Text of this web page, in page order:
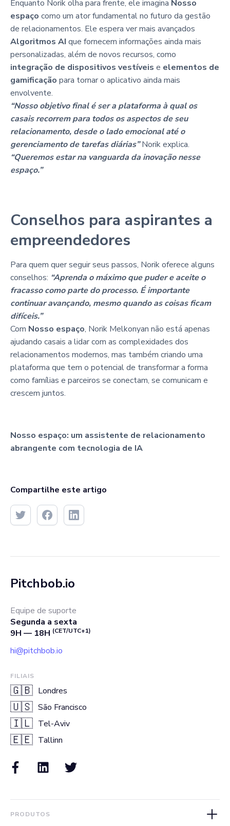
Enquanto Norik olha para frente, ele imagina Nosso
espaço como um ator fundamental no futuro da gestão
de relacionamentos. Ele espera ver mais avançados
Algoritmos AI que fornecem informações ainda mais
personalizadas, além de novos recursos, como
integração de dispositivos vestíveis e elementos de
gamificação para tornar o aplicativo ainda mais
envolvente.
“Nosso objetivo final é ser a plataforma à qual os
casais recorrem para todos os aspectos de seu
relacionamento, desde o lado emocional até o
gerenciamento de tarefas diárias”Norik explica.
“Queremos estar na vanguarda da inovação nesse
espaço.”
Conselhos para aspirantes a
empreendedores
Para quem quer seguir seus passos, Norik oferece alguns
conselhos: “Aprenda o máximo que puder e aceite o
fracasso como parte do processo. É importante
continuar avançando, mesmo quando as coisas ficam
difíceis.”
Com Nosso espaço, Norik Melkonyan não está apenas
ajudando casais a lidar com as complexidades dos
relacionamentos modernos, mas também criando uma
plataforma que tem o potencial de transformar a forma
como famílias e parceiros se conectam, se comunicam e
crescem juntos.
Nosso espaço: um assistente de relacionamento
abrangente com tecnologia de IA
Compartilhe este artigo
Pitchbob.io
Equipe de suporte
Segunda a sexta
9H — 18H (CET/UTC+1)
hi@pitchbob.io
FILIAIS
🇬🇧 Londres
🇺🇸 São Francisco
🇮🇱 Tel-Aviv
🇪🇪 Tallinn
PRODUTOS